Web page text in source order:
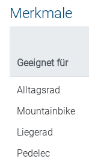
Merkmale
Geeignet für
Alltagsrad
Mountainbike
Liegerad
Pedelec